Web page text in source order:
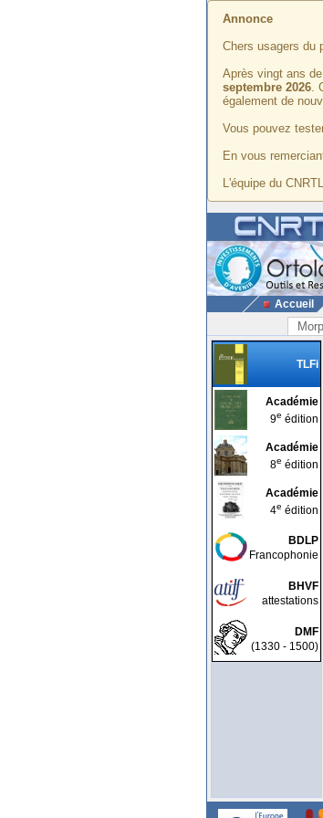
Annonce
Chers usagers du
Après vingt ans
septembre 2026.
également de
Vous pouvez
En vous
L'équipe du CNRTL
Accueil
TLFi
Académie
9e édition
Académie
8e édition
Académie
4e édition
BDLP
Francophonie
BHVF
attestations
DMF
(1330 - 1500)